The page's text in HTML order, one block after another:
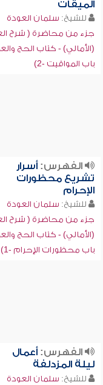
الميقات
للشيخ: سلمان العودة
جزء من محاضرة ( شرح
(الأمالي) - كتاب الحج
باب المواقيت -2)
الفهرس:أسرار
تشريع محظورات
الإحرام
للشيخ: سلمان العودة
جزء من محاضرة ( شرح
(الأمالي) - كتاب الحج
باب محظورات الإحرام -1)
الفهرس:أعمال
ليلة المزدلفة
للشيخ: سلمان العودة